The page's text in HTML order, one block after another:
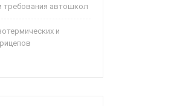
требования автошкол
и